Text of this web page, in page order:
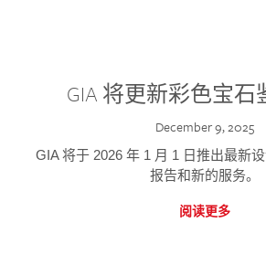
GIA 将更新彩色宝石
December 9, 2025
GIA 将于 2026 年 1 月 1 日推出最新
报告和新的服务。
阅读更多